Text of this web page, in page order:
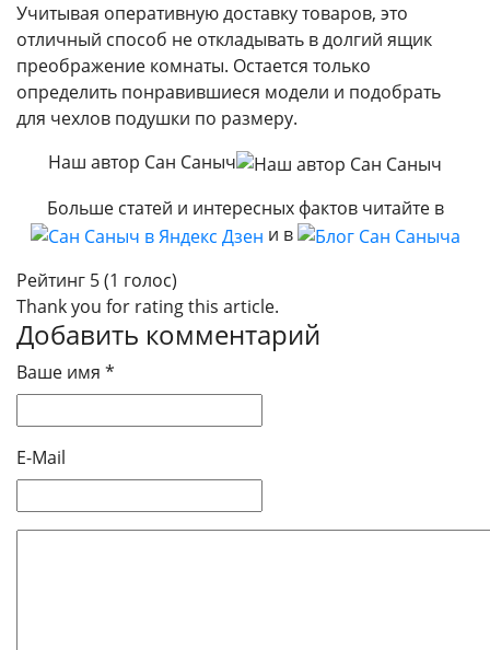
Учитывая оперативную доставку товаров, это
отличный способ не откладывать в долгий ящик
преображение комнаты. Остается только
определить понравившиеся модели и подобрать
для чехлов подушки по размеру.
Наш автор Сан Саныч
Больше статей и интересных фактов читайте в
и в
Рейтинг 5 (1 голос)
Thank you for rating this article.
Добавить комментарий
Ваше имя *
E-Mail